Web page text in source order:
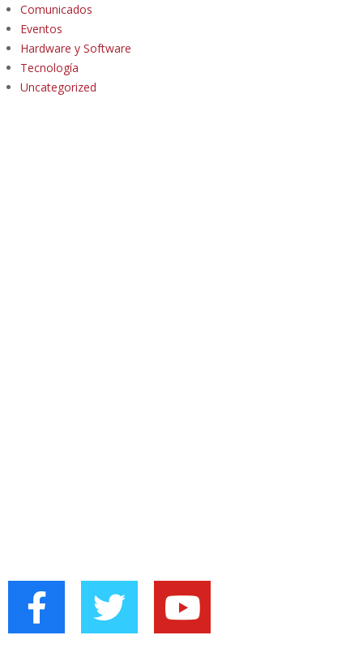
Comunicados
Eventos
Hardware y Software
Tecnología
Uncategorized